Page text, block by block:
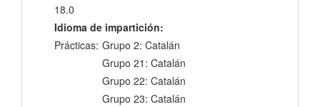
18.0
Idioma de impartición:
Prácticas: Grupo 2: Catalán
Grupo 21: Catalán
Grupo 22: Catalán
Grupo 23: Catalán